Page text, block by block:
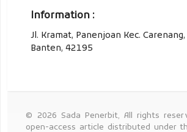
Information :
Jl. Kramat, Panenjoan Kec.
Banten, 42195
© 2026 Sada Penerbit, All rights
open-access article distributed under